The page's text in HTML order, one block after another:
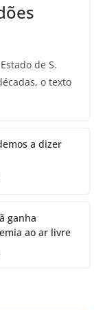
de S.
o texto
a dizer
ganha
ao ar livre